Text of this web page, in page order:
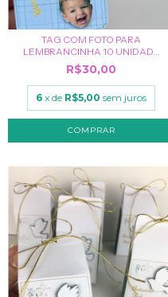
TAG COM FOTO PARA
LEMBRANCINHA 10 UNIDAD...
R$30,00
6 x de R$5,00 sem juros